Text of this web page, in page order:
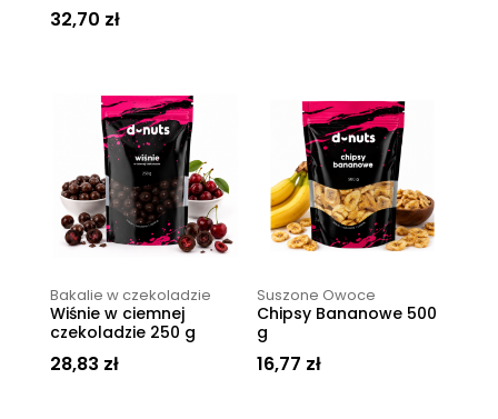
32,70 zł
Bakalie w czekoladzie
Wiśnie w ciemnej
czekoladzie 250 g
28,83 zł
Suszone Owoce
Chipsy Bananowe 500
g
16,77 zł